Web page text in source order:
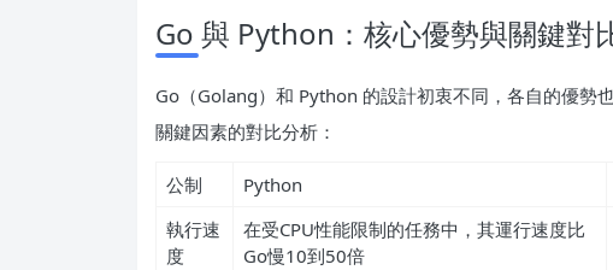
Go 與 Python：核心優勢與關鍵對
Go（Golang）和 Python 的設計初衷不同，各自的優勢
關鍵因素的對比分析：
公制 Python
執行速
度
在受CPU性能限制的任務中，其運行速度比
Go慢10到50倍